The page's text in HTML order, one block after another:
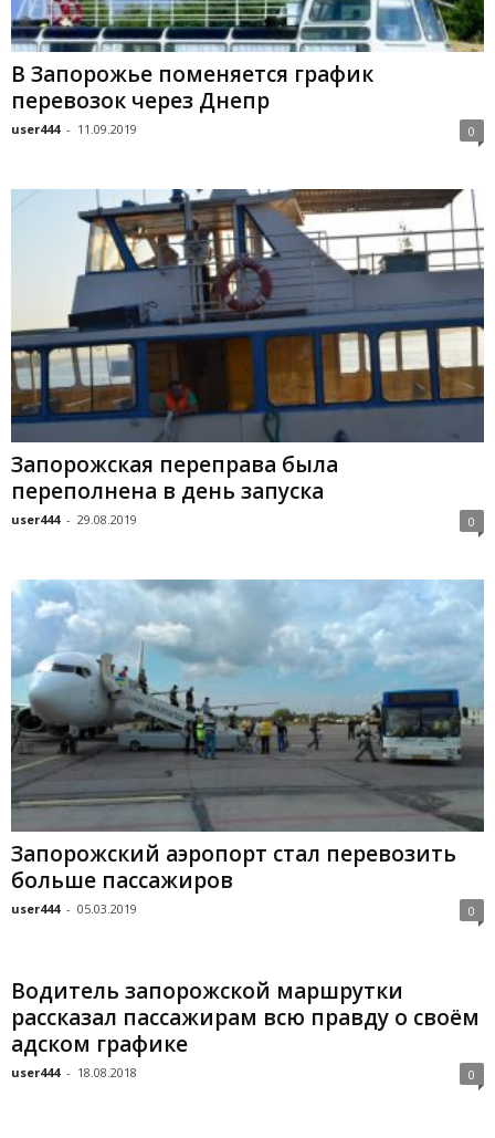
В Запорожье поменяется график
перевозок через Днепр
user444 - 11.09.2019 0
Запорожская переправа была
переполнена в день запуска
user444 - 29.08.2019 0
Запорожский аэропорт стал перевозить
больше пассажиров
user444 - 05.03.2019 0
Водитель запорожской маршрутки
рассказал пассажирам всю правду о своём
адском графике
user444 - 18.08.2018 0